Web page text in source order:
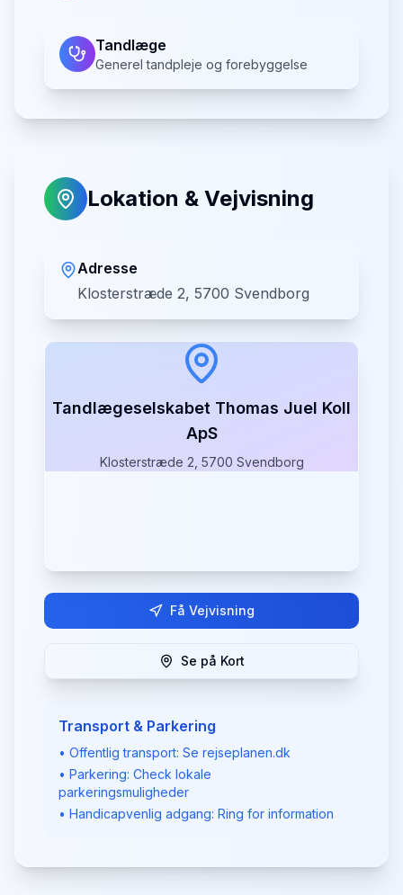
Tandlæge
Generel tandpleje og forebyggelse
Lokation & Vejvisning
Adresse
Klosterstræde 2, 5700 Svendborg
Tandlægeselskabet Thomas Juel Koll
ApS
Klosterstræde 2, 5700 Svendborg
Få Vejvisning
Se på Kort
Transport & Parkering
• Offentlig transport: Se rejseplanen.dk
• Parkering: Check lokale
parkeringsmuligheder
• Handicapvenlig adgang: Ring for information